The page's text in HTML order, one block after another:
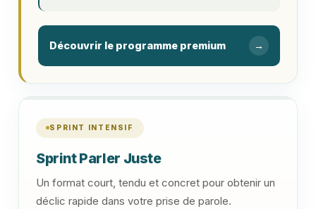
Découvrir le programme premium →
SPRINT INTENSIF
Sprint Parler Juste
Un format court, tendu et concret pour obtenir un
déclic rapide dans votre prise de parole.